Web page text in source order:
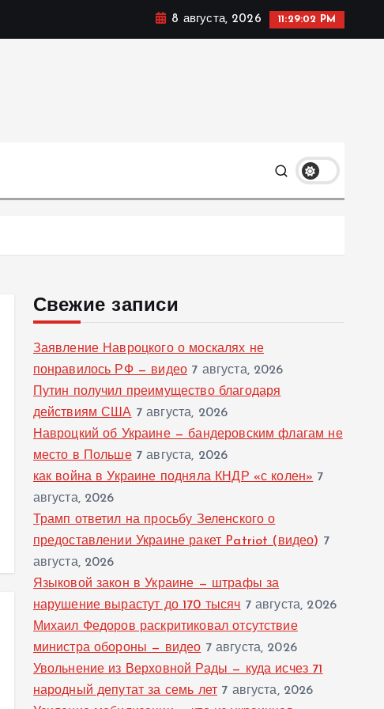
8 августа, 2026 11:29:04 PM
Свежие записи
Заявление Навроцкого о москалях не
понравилось РФ — видео 7 августа, 2026
Путин получил преимущество благодаря
действиям США 7 августа, 2026
Навроцкий об Украине — бандеровским флагам не
место в Польше 7 августа, 2026
как война в Украине подняла КНДР «с колен» 7
августа, 2026
Трамп ответил на просьбу Зеленского о
предоставлении Украине ракет Patriot (видео) 7
августа, 2026
Языковой закон в Украине — штрафы за
нарушение вырастут до 170 тысяч 7 августа, 2026
Михаил Федоров раскритиковал отсутствие
министра обороны — видео 7 августа, 2026
Увольнение из Верховной Рады — куда исчез 71
народный депутат за семь лет 7 августа, 2026